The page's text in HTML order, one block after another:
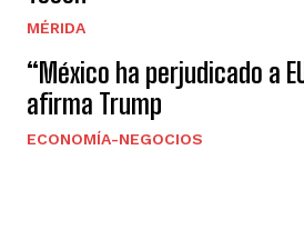
MÉRIDA
“México ha perjudicado a
afirma Trump
ECONOMÍA-NEGOCIOS